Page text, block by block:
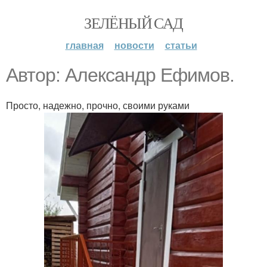
ЗЕЛЁНЫЙ САД
главная новости статьи
Автор: Александр Ефимов.
Просто, надежно, прочно, своими руками